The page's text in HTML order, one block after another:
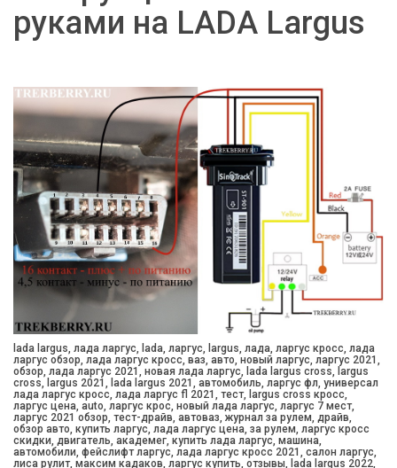
руками на LADA Largus
lada largus, лада ларгус, lada, ларгус, largus, лада, ларгус кросс, лада
ларгус обзор, лада ларгус кросс, ваз, авто, новый ларгус, ларгус 2021,
обзор, лада ларгус 2021, новая лада ларгус, lada largus cross, largus
cross, largus 2021, lada largus 2021, автомобиль, ларгус фл, универсал
лада ларгус кросс, лада ларгус fl 2021, тест, largus cross кросс,
ларгус цена, auto, ларгус крос, новый лада ларгус, ларгус 7 мест,
ларгус 2021 обзор, тест-драйв, автоваз, журнал за рулем, драйв,
обзор авто, купить ларгус, лада ларгус цена, за рулем, ларгус кросс
скидки, двигатель, академег, купить лада ларгус, машина,
автомобили, фейслифт ларгус, лада ларгус кросс 2021, салон ларгус,
лиса рулит, максим кадаков, ларгус купить, отзывы, lada largus 2022,